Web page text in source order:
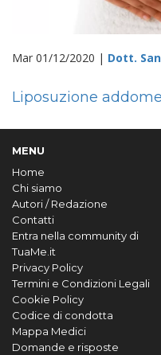
Mar 01/12/2020 | Dott.
Liposuzione
MENU
Home
Chi siamo
Autori / Redazione
Contatti
Entra nella community di
TuaMe.it
Privacy Policy
Termini e Condizioni Legali
Cookie Policy
Codice di condotta
Mappa Medici
Domande e risposte